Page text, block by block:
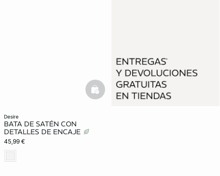
desire
BATA DE SATÉN CON
DETALLES DE ENCAJE
45,99 €
basketfull